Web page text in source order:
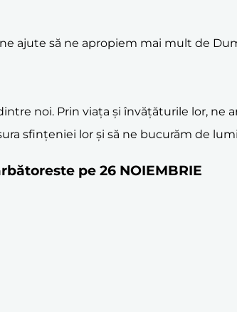
ajute să ne apropiem mai mult de
noi. Prin viața și învățăturile lor, ne
sfințeniei lor și să ne bucurăm de
pe 26 NOIEMBRIE